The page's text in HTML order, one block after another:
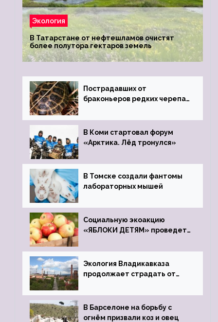
Экология
В Татарстане от нефтешламов очистят
более полутора гектаров земель
Пострадавших от
браконьеров редких черепах
зоопарк
В Коми стартовал форум
«Арктика. Лёд тронулся»
В Томске создали фантомы
лабораторных мышей
Социальную экоакцию
«ЯБЛОКИ ДЕТЯМ» проведет
Экология Владикавказа
продолжает страдать от
В Барселоне на борьбу с
огнём призвали коз и овец